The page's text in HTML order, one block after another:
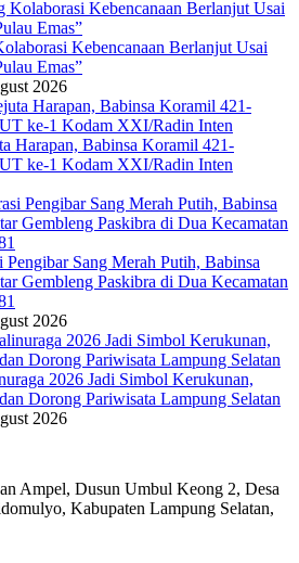
Kebencanaan Berlanjut Usai
Emas”
2026
Harapan, Babinsa Koramil 421-
ke-1 Kodam XXI/Radin Inten
Pengibar Sang Merah Putih, Babinsa
Gembleng Paskibra di Dua Kecamatan
2026
2026 Jadi Simbol Kerukunan,
Dorong Pariwisata Lampung Selatan
2026
Ampel, Dusun Umbul Keong 2, Desa
Kabupaten Lampung Selatan,